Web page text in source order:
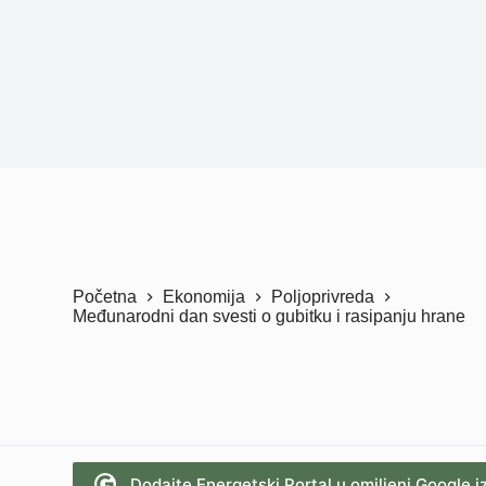
Početna Ekonomija
Poljoprivreda
Međunarodni dan svesti o gubitku i rasipanju hrane